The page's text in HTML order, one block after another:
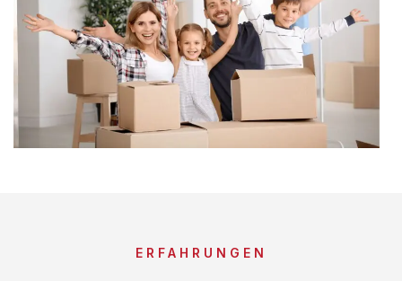
ERFAHRUNGEN